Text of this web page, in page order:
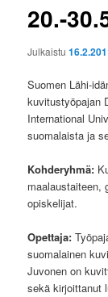
20.-
Julkaistu
Suomen Lähi-
kuvitustyöpajan
International
suomalaista ja
Kohderyhmä:
maalaustaiteen,
opiskelijat.
Opettaja:
suomalainen
Juvonen on
sekä kirjoittanut